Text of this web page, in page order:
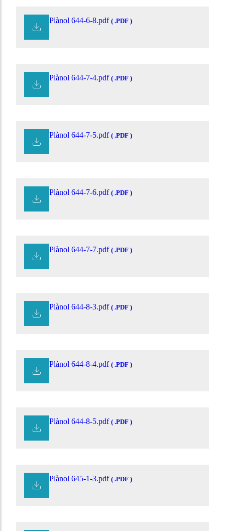
Plànol 644-6-8.pdf ( .PDF )
Plànol 644-7-4.pdf ( .PDF )
Plànol 644-7-5.pdf ( .PDF )
Plànol 644-7-6.pdf ( .PDF )
Plànol 644-7-7.pdf ( .PDF )
Plànol 644-8-3.pdf ( .PDF )
Plànol 644-8-4.pdf ( .PDF )
Plànol 644-8-5.pdf ( .PDF )
Plànol 645-1-3.pdf ( .PDF )